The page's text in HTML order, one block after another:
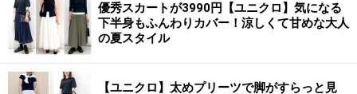
2. 「メンズアイテム」をセットアップ風に
着て、おしゃれ上級者コーデの完成
優秀スカートが3990円【ユニクロ】気になる
下半身もふんわりカバー！涼しくて甘めな大人
の夏スタイル
【ユニクロ】太めプリーツで脚がすらっと見